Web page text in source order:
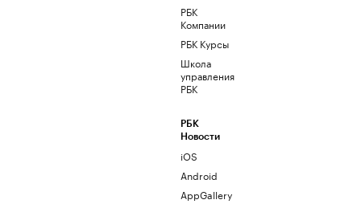
РБК
Компании
РБК Курсы
Школа
управления
РБК
РБК
Новости
iOS
Android
AppGallery